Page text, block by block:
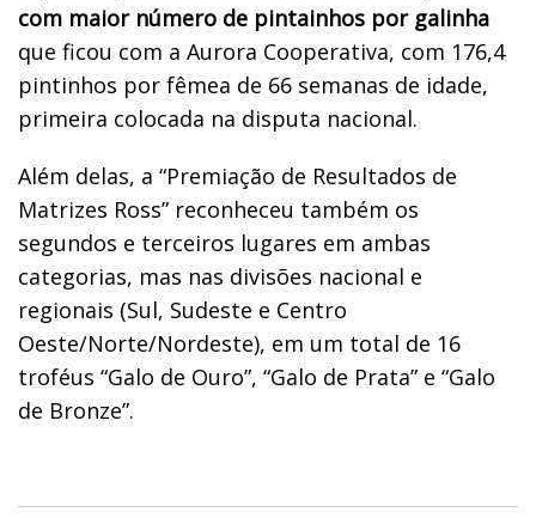
com maior número de pintainhos por galinha
que ficou com a Aurora Cooperativa, com 176,4
pintinhos por fêmea de 66 semanas de idade,
primeira colocada na disputa nacional.
Além delas, a “Premiação de Resultados de
Matrizes Ross” reconheceu também os
segundos e terceiros lugares em ambas
categorias, mas nas divisões nacional e
regionais (Sul, Sudeste e Centro
Oeste/Norte/Nordeste), em um total de 16
troféus “Galo de Ouro”, “Galo de Prata” e “Galo
de Bronze”.